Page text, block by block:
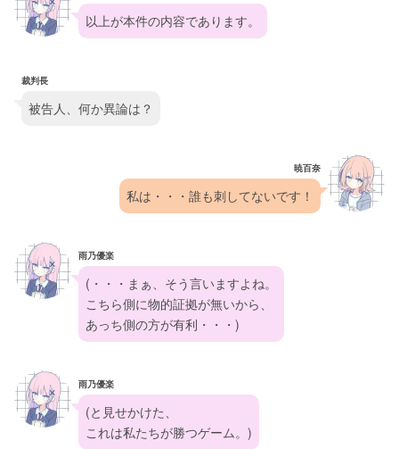
以上が本件の内容であります。
裁判長
被告人、何か異論は？
暁百奈
私は・・・誰も刺してないです！
雨乃優楽
(・・・まぁ、そう言いますよね。
こちら側に物的証拠が無いから、
あっち側の方が有利・・・)
雨乃優楽
(と見せかけた、
これは私たちが勝つゲーム。)